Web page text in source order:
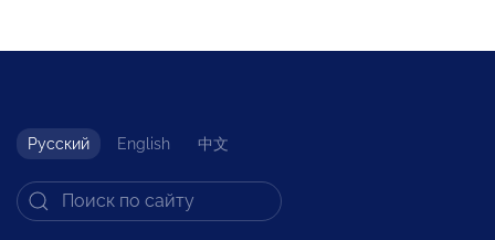
Русский English 中文